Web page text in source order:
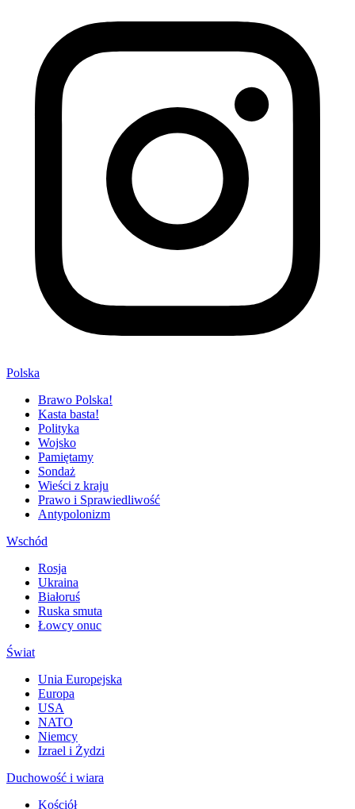
Polska
Brawo Polska!
Kasta basta!
Polityka
Wojsko
Pamiętamy
Sondaż
Wieści z kraju
Prawo i Sprawiedliwość
Antypolonizm
Wschód
Rosja
Ukraina
Białoruś
Ruska smuta
Łowcy onuc
Świat
Unia Europejska
Europa
USA
NATO
Niemcy
Izrael i Żydzi
Duchowość i wiara
Kościół